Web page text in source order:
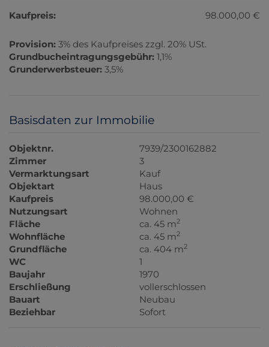
Kaufpreis: 98.000,00 €
Provision: 3% des Kaufpreises zzgl. 20% USt.
Grundbucheintragungsgebühr: 1,1%
Grunderwerbsteuer: 3,5%
Basisdaten zur Immobilie
Objektnr.
7939/2300162882
Zimmer
3
Vermarktungsart
Kauf
Objektart
Haus
Kaufpreis
98.000,00 €
Nutzungsart
Wohnen
Fläche
ca. 45 m2
Wohnfläche ca. 45 m2
Grundfläche ca. 404 m2
WC
1
Baujahr
1970
Erschließung
vollerschlossen
Bauart
Neubau
Beziehbar
Sofort